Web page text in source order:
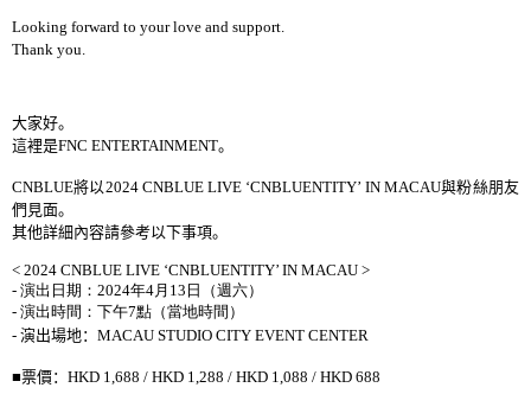
Looking forward to your love and support.
Thank you.
大家好。
這裡是FNC ENTERTAINMENT。
CNBLUE將以 2024 CNBLUE LIVE ‘CNBLUENTITY’ IN MACAU與粉絲朋友
們見面。
其他詳細內容請參考以下事項。
< 2024 CNBLUE LIVE ‘CNBLUENTITY’ IN MACAU >
- 演出日期： 2024年4 月 13 日（週六）
- 演出時間：下午7點（當地時間）
- 演出場地： MACAU STUDIO CITY EVENT CENTER
■票價： HKD 1,688 / HKD 1,288 / HKD 1,088 / HKD 688